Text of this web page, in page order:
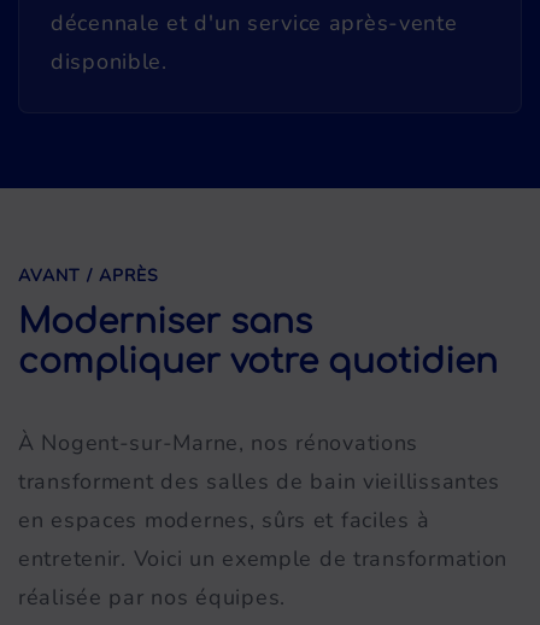
décennale et d'un service après-vente
disponible.
AVANT / APRÈS
Moderniser sans
compliquer votre quotidien
À Nogent-sur-Marne, nos rénovations
transforment des salles de bain vieillissantes
en espaces modernes, sûrs et faciles à
entretenir. Voici un exemple de transformation
réalisée par nos équipes.